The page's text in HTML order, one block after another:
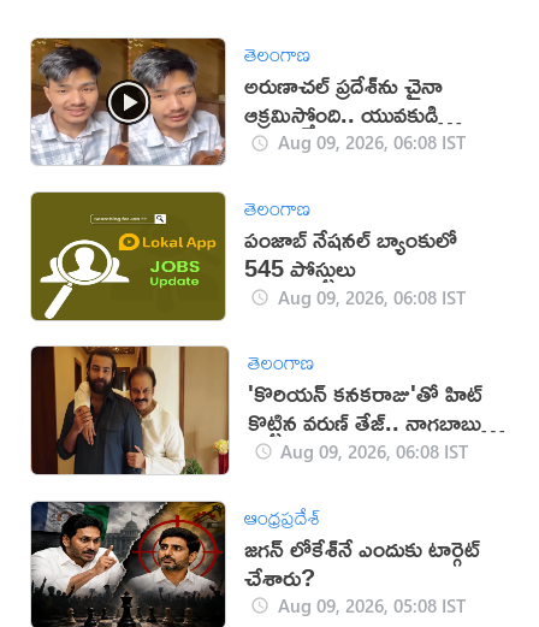
తెలంగాణ
అరుణాచల్‌ ప్రదేశ్‌ను చైనా
ఆక్రమిస్తోంది.. యువకుడి
వీడియో వైరల్
Aug 09, 2026, 06:08 IST
తెలంగాణ
పంజాబ్ నేషనల్ బ్యాంకులో
545 పోస్టులు
Aug 09, 2026, 06:08 IST
తెలంగాణ
'కొరియన్ కనకరాజు'తో హిట్
కొట్టిన వరుణ్ తేజ్.. నాగబాబు
ఎమోషనల్ పోస్ట్
Aug 09, 2026, 06:08 IST
ఆంధ్రప్రదేశ్
జగన్ లోకేశ్‌నే ఎందుకు టార్గెట్
చేశారు?
Aug 09, 2026, 05:08 IST